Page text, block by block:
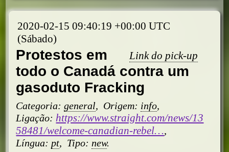
2020-02-15 09:40:19 +00:00 UTC
(Sábado)
Link do pick-up
Protestos em
todo o Canadá contra um
gasoduto Fracking
Categoria:general, Origem: info,
Ligação: https://www.straight.com/news/13
58481/welcome-canadian-rebel…,
Língua: pt, Tipo: new.